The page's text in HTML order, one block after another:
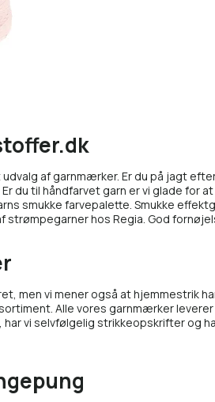
af garnmærker. Er du på jagt
Er du til håndfarvet garn er vi glade for
smukke farvepalette. Smukke
strømpegarner hos Regia. God
men vi mener også at hjemmestrik
Alle vores garnmærker
vi selvfølgelig strikkeopskrifter og